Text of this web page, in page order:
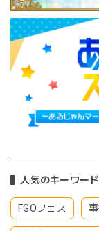
人気のキーワード
FGOフェス